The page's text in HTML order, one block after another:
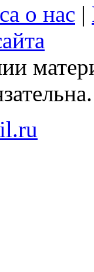
о нас |